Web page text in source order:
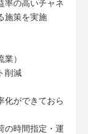
率の高いチャネ
施策を実施
）
削減
化ができておら
の時間指定・運